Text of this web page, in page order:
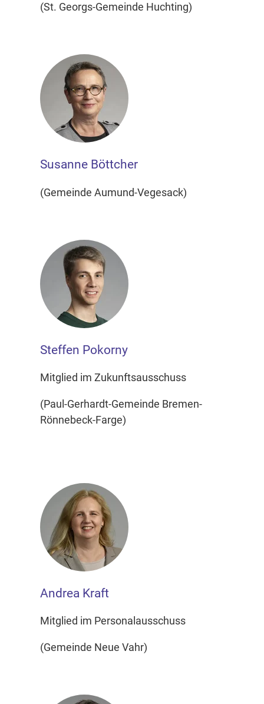
(St. Georgs-Gemeinde Huchting)
Susanne Böttcher
(Gemeinde Aumund-Vegesack)
Steffen Pokorny
Mitglied im Zukunftsausschuss
(Paul-Gerhardt-Gemeinde Bremen-
Rönnebeck-Farge)
Andrea Kraft
Mitglied im Personalausschuss
(Gemeinde Neue Vahr)